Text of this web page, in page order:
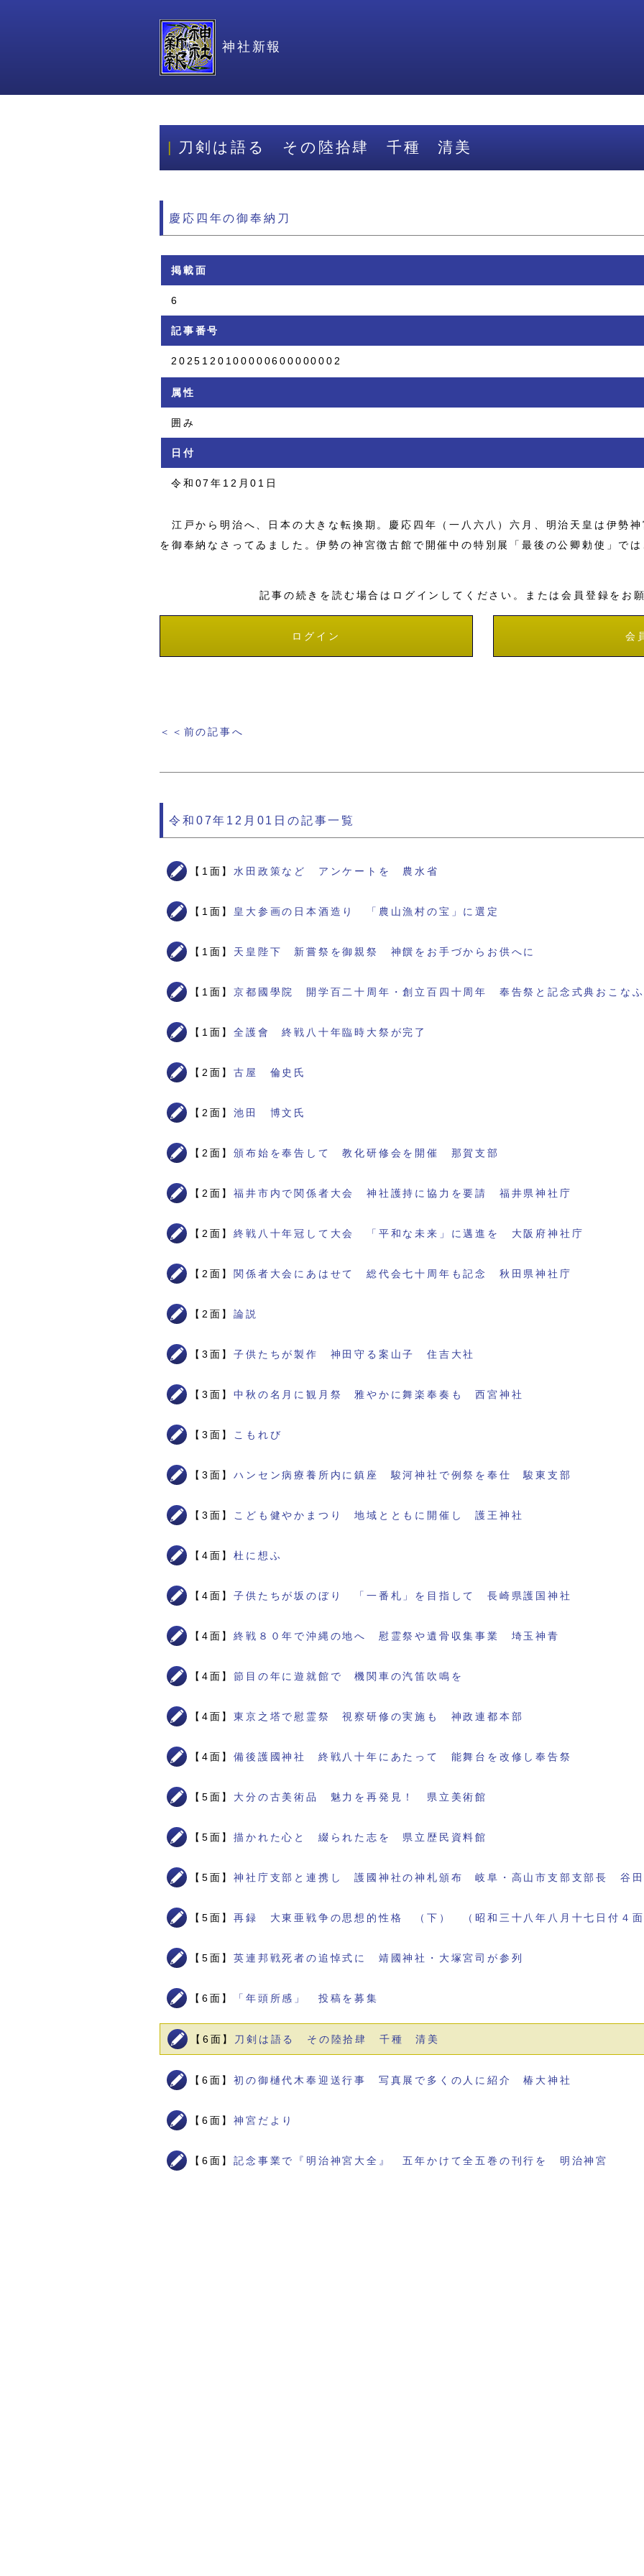
神社新報
刀剣は語る その陸拾肆 千種 清美
慶応四年の御奉納刀
掲載面
6
記事番号
2025120100000600000002
属性
囲み
日付
令和07年12月01日
江戸から明治へ、日本の大きな転換期。慶応四年（一八六八）六月、明治天皇は伊勢
を御奉納なさってゐました。伊勢の神宮徴古館で開催中の特別展「最後の公卿勅使」で
記事の続きを読む場合はログインしてください。または会員登録をお
ログイン 会
＜＜前の記事へ
令和07年12月01日の記事一覧
【1面】水田政策など アンケートを 農水省
【1面】 皇大参画の日本酒造り 「農山漁村の宝」に選定
【1面】 天皇陛下 新嘗祭を御親祭 神饌をお手づからお供へに
【1面】京都國學院 開学百二十周年・創立百四十周年 奉告祭と記念式典おこなふ
【1面】全護會 終戦八十年臨時大祭が完了
【2面】古屋 倫史氏
【2面】池田 博文氏
【2面】頒布始を奉告して 教化研修会を開催 那賀支部
【2面】福井市内で関係者大会 神社護持に協力を要請 福井県神社庁
【2面】終戦八十年冠して大会 「平和な未来」に邁進を 大阪府神社庁
【2面】 関係者大会にあはせて 総代会七十周年も記念 秋田県神社庁
【2面】論説
【3面】子供たちが製作 神田守る案山子 住吉大社
【3面】中秋の名月に観月祭 雅やかに舞楽奉奏も 西宮神社
【3面】 こもれび
【3面】ハンセン病療養所内に鎮座 駿河神社で例祭を奉仕 駿東支部
【3面】 こども健やかまつり 地域とともに開催し 護王神社
【4面】杜に想ふ
【4面】子供たちが坂のぼり 「一番札」を目指して 長崎県護国神社
【4面】終戦８０年で沖縄の地へ 慰霊祭や遺骨収集事業 埼玉神青
【4面】節目の年に遊就館で 機関車の汽笛吹鳴を
【4面】東京之塔で慰霊祭 視察研修の実施も 神政連都本部
【4面】備後護國神社 終戦八十年にあたって 能舞台を改修し奉告祭
【5面】 大分の古美術品 魅力を再発見！ 県立美術館
【5面】描かれた心と 綴られた志を 県立歴民資料館
【5面】神社庁支部と連携し 護國神社の神札頒布 岐阜・高山市支部支部長 谷田
【5面】再録 大東亜戦争の思想的性格 （下） （昭和三十八年八月十七日付４
【5面】英連邦戦死者の追悼式に 靖國神社・大塚宮司が参列
【6面】 「年頭所感」 投稿を募集
【6面】 刀剣は語る その陸拾肆 千種 清美
【6面】初の御樋代木奉迎送行事 写真展で多くの人に紹介 椿大神社
【6面】神宮だより
【6面】記念事業で『明治神宮大全』 五年かけて全五巻の刊行を 明治神宮